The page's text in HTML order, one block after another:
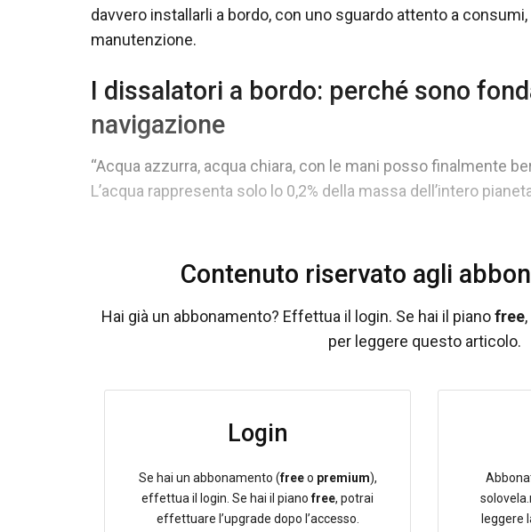
davvero installarli a bordo, con uno sguardo attento a
manutenzione.
I dissalatori a bordo: perché sono
navigazione
“Acqua azzurra, acqua chiara, con le mani posso finalmente
L’acqua rappresenta solo lo 0,2% della massa dell’intero
Contenuto riservato agli
Hai già un abbonamento? Effettua il login. Se hai il pianofree
per leggere questo articolo.
Login
Se hai un abbonamento (freeo premium),
effettua il login. Se hai il pianofree, potrai
effettuare l’upgrade dopo l’accesso.
leggere